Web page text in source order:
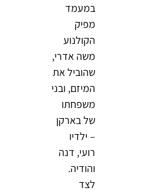
במעמד
מפיק
הקולנוע
משה אדרי,
שהוביל את
המיזם, ובני
משפחתו
של בארקן
– ילדיו
רועי, דנה
והודיה.
לצד